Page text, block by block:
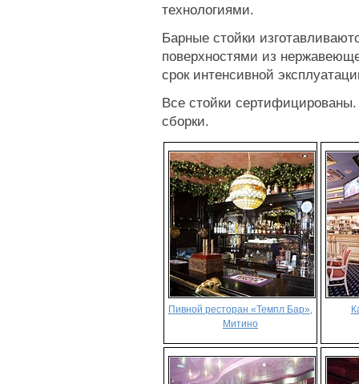
технологиями.
Барные стойки
поверхностями из
срок интенсивной
Все стойки
сборки.
Пивной ресторан «Темпл Бар»,
Митино